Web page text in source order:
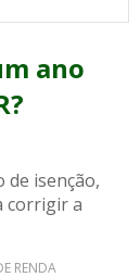
ano
isenção,
corrigir a
RENDA